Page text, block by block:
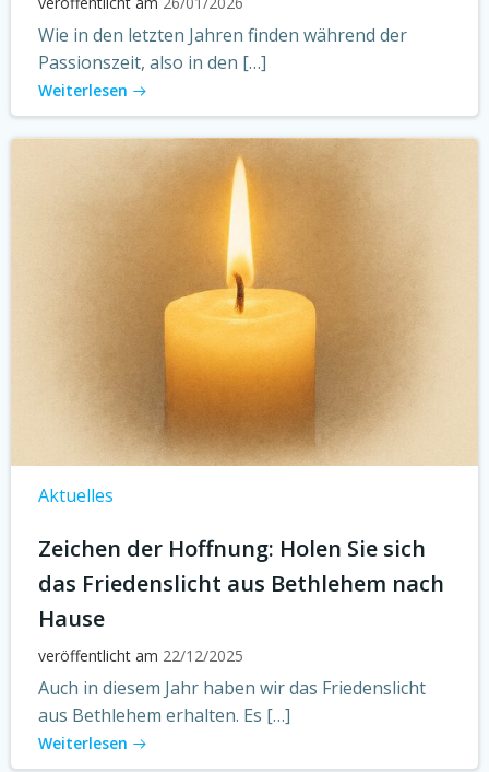
Wie in den letzten Jahren finden während der
Passionszeit, also in den […]
Weiterlesen
Aktuelles
Zeichen der Hoffnung: Holen Sie sich
das Friedenslicht aus Bethlehem nach
Hause
veröffentlicht am 22/12/2025
Auch in diesem Jahr haben wir das Friedenslicht
aus Bethlehem erhalten. Es […]
Weiterlesen